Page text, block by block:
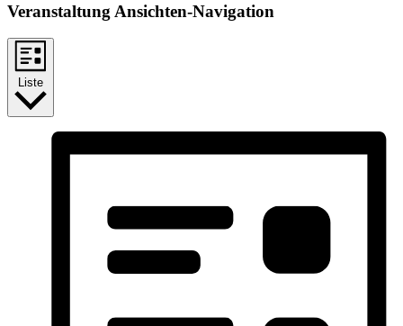
Veranstaltung Ansichten-Navigation
Liste